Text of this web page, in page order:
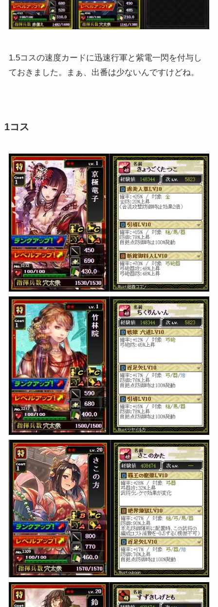
1.5コスの速度カードに迅速行軍と紫電一閃を付与し
ておきました。まぁ、出番は少ないんですけどね。
1コス